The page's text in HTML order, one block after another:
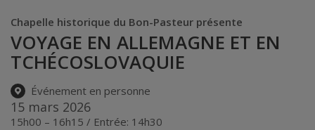
Chapelle historique du Bon-Pasteur présente
VOYAGE EN ALLEMAGNE ET EN
TCHÉCOSLOVAQUIE
Événement en personne
15 mars 2026
15h00 – 16h15 / Entrée: 14h30